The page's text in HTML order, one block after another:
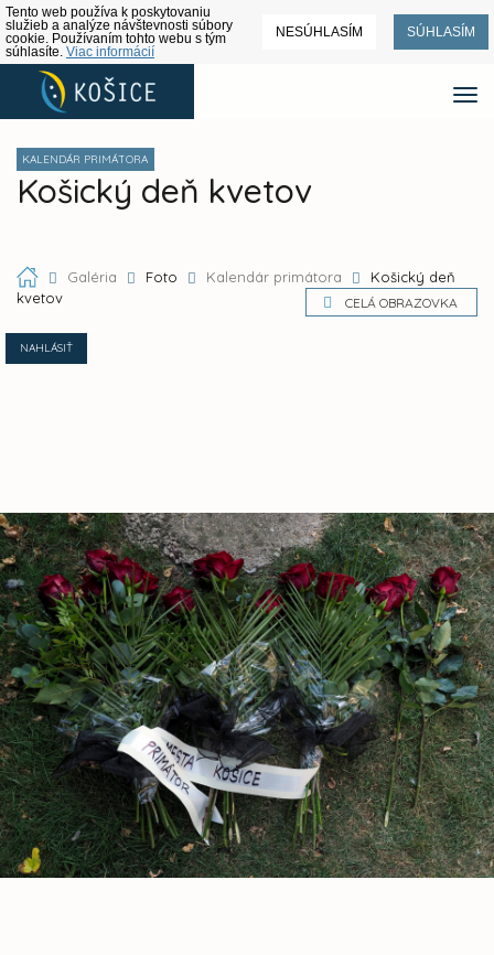
Tento web používa k poskytovaniu
služieb a analýze návštevnosti súbory
cookie. Používaním tohto webu s tým
súhlasíte. Viac informácií
NESÚHLASÍM SÚHLASÍM
KALENDÁR PRIMÁTORA
Košický deň kvetov
Galéria Foto Kalendár primátora
Košický deň
kvetov
CELÁ OBRAZOVKA
NAHLÁSIŤ